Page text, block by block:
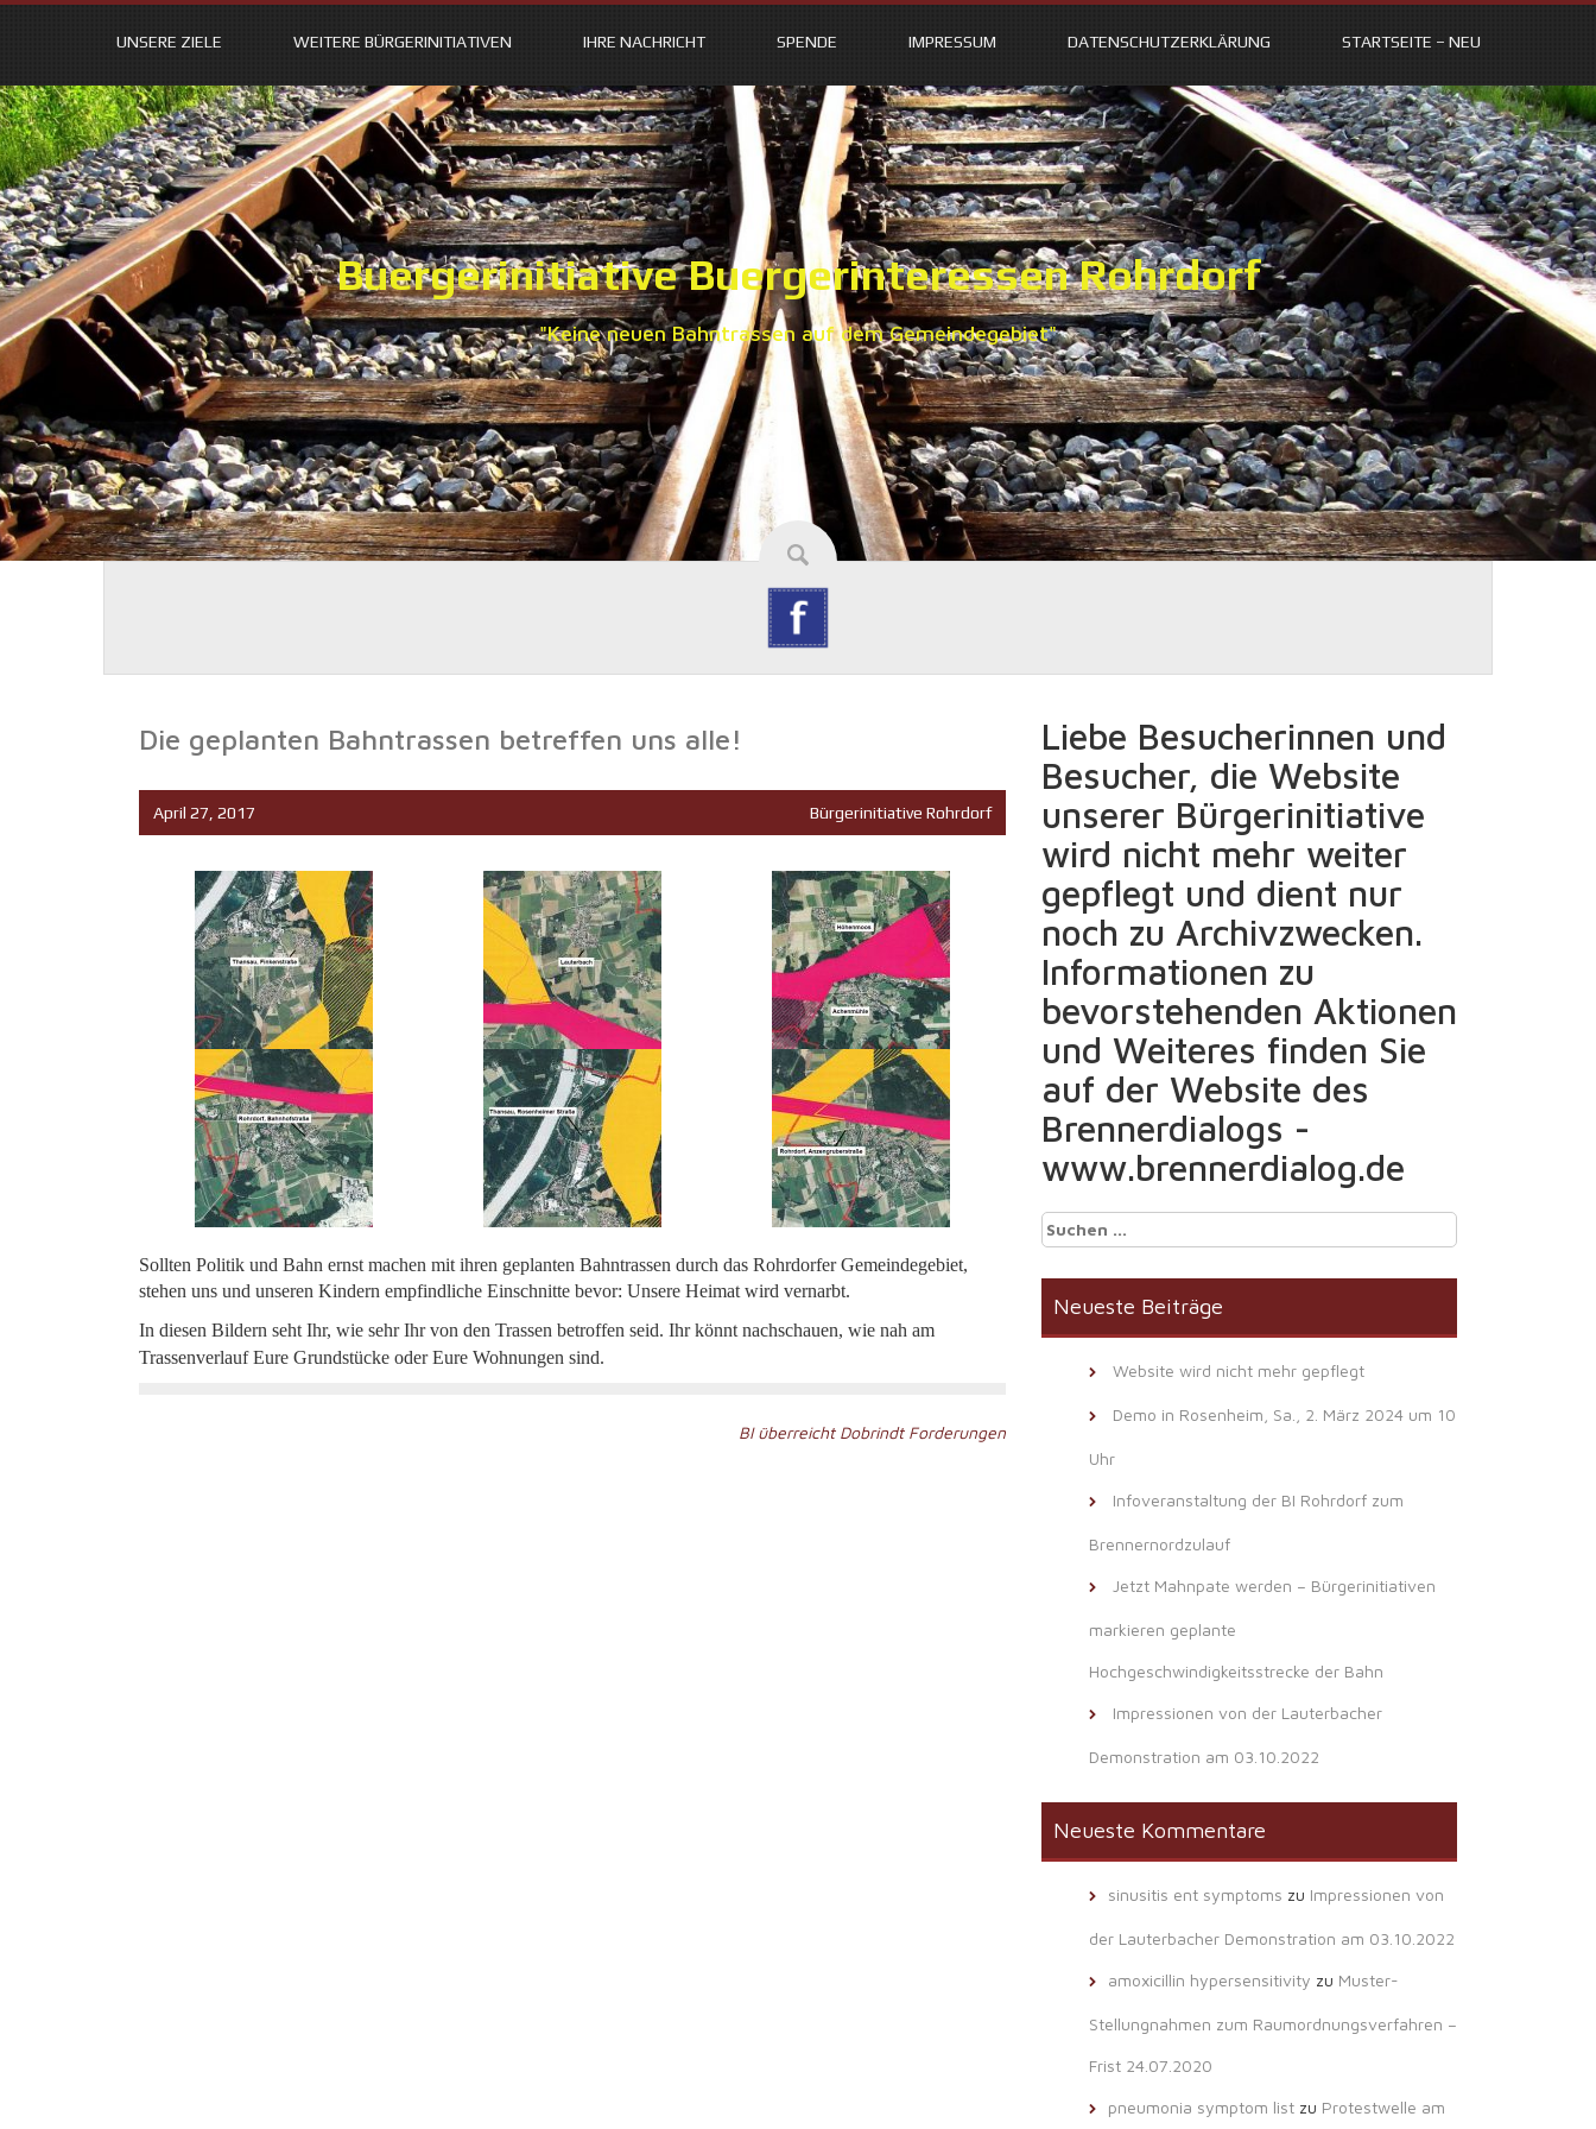
UNSERE ZIELE WEITERE BÜRGERINITIATIVEN IHRE NACHRICHT SPENDE IMPRESSUM DATENSCHUTZERKLÄRUNG STARTSEITE – NEU
Skip
to
content
Buergerinitiative Buergerinteressen Rohrdorf
"Keine neuen Bahntrassen auf dem Gemeindegebiet"
Die geplanten Bahntrassen betreffen uns alle!
April 27, 2017 Bürgerinitiative Rohrdorf
Sollten Politik und Bahn ernst machen mit ihren geplanten Bahntrassen durch das Rohrdorfer Gemeindegebiet,
stehen uns und unseren Kindern empfindliche Einschnitte bevor: Unsere Heimat wird vernarbt.
In diesen Bildern seht Ihr, wie sehr Ihr von den Trassen betroffen seid. Ihr könnt nachschauen, wie nah am
Trassenverlauf Eure Grundstücke oder Eure Wohnungen sind.
BI überreicht Dobrindt Forderungen
Liebe Besucherinnen und
Besucher, die Website
unserer Bürgerinitiative
wird nicht mehr weiter
gepflegt und dient nur
noch zu Archivzwecken.
Informationen zu
bevorstehenden Aktionen
und Weiteres finden Sie
auf der Website des
Brennerdialogs -
www.brennerdialog.de
Suchen
nach:
Neueste Beiträge
Website wird nicht mehr gepflegt
Demo in Rosenheim, Sa., 2. März 2024 um 10
Uhr
Infoveranstaltung der BI Rohrdorf zum
Brennernordzulauf
Jetzt Mahnpate werden – Bürgerinitiativen
markieren geplante
Hochgeschwindigkeitsstrecke der Bahn
Impressionen von der Lauterbacher
Demonstration am 03.10.2022
Neueste Kommentare
sinusitis ent symptoms zu Impressionen von
der Lauterbacher Demonstration am 03.10.2022
amoxicillin hypersensitivity zu Muster-
Stellungnahmen zum Raumordnungsverfahren –
Frist 24.07.2020
pneumonia symptom list zu Protestwelle am